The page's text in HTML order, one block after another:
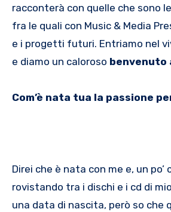
racconterà con quelle che sono
fra le quali con Music & Media
e i progetti futuri. Entriamo nel
e diamo un caloroso benvenuto
Com’è nata tua la passione
Direi che è nata con me e, un
rovistando tra i dischi e i cd di mio
una data di nascita, però so che